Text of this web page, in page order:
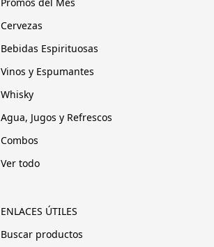
Cervezas
Bebidas Espirituosas
Vinos y Espumantes
Whisky
Agua, Jugos y Refrescos
Combos
Ver todo
ENLACES ÚTILES
Buscar productos